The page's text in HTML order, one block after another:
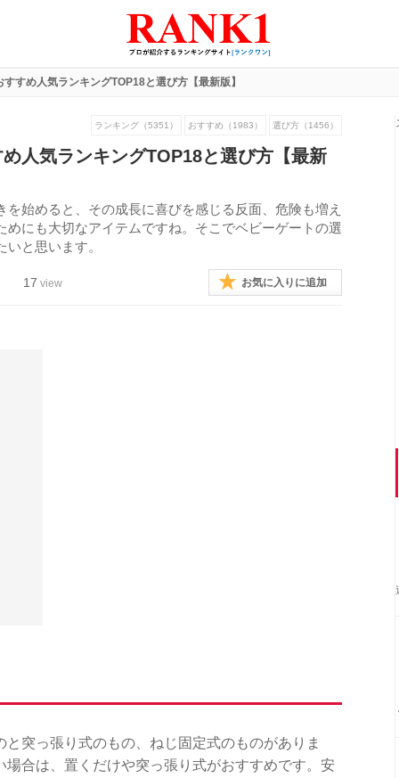
すめ人気ランキングTOP18と選び方【最新版】
ランキング（5351） おすすめ（1983） 選び方（1456）
人気ランキングTOP18と選び方【最新
始めると、その成長に喜びを感じる反面、危険も増え
にも大切なアイテムですね。そこでベビーゲートの選
と思います。
17 view お気に入りに追加
突っ張り式のもの、ねじ固定式のものがありま
合は、置くだけや突っ張り式がおすすめです。安